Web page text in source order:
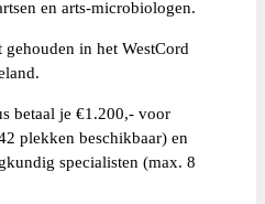
en arts-microbiologen.
in het WestCord
betaal je €1.200,- voor
plekken beschikbaar) en
specialisten (max. 8